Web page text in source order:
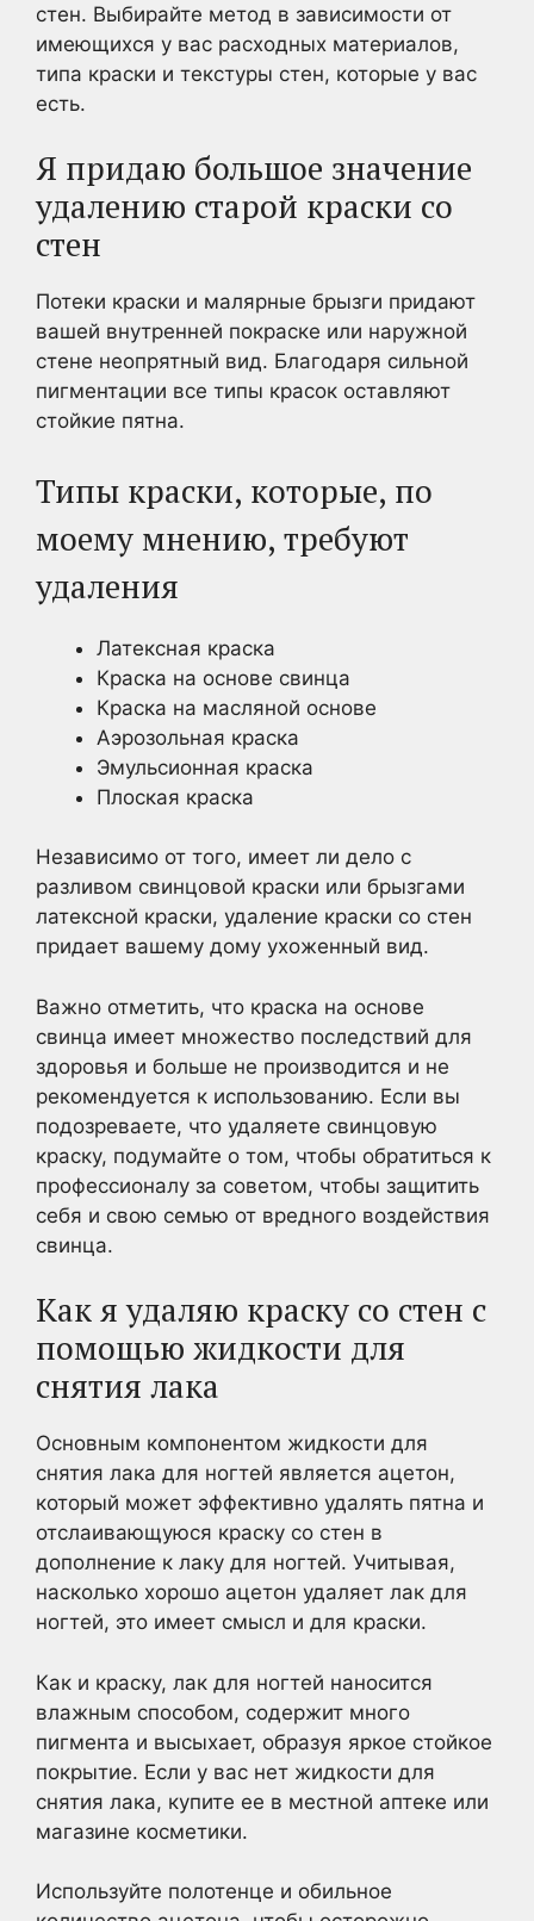
стен. Выбирайте метод в зависимости от
имеющихся у вас расходных материалов,
типа краски и текстуры стен, которые у вас
есть.
Я придаю большое значение
удалению старой краски со
стен
Потеки краски и малярные брызги придают
вашей внутренней покраске или наружной
стене неопрятный вид. Благодаря сильной
пигментации все типы красок оставляют
стойкие пятна.
Типы краски, которые, по
моему мнению, требуют
удаления
Латексная краска
Краска на основе свинца
Краска на масляной основе
Аэрозольная краска
Эмульсионная краска
Плоская краска
Независимо от того, имеет ли дело с
разливом свинцовой краски или брызгами
латексной краски, удаление краски со стен
придает вашему дому ухоженный вид.
Важно отметить, что краска на основе
свинца имеет множество последствий для
здоровья и больше не производится и не
рекомендуется к использованию. Если вы
подозреваете, что удаляете свинцовую
краску, подумайте о том, чтобы обратиться к
профессионалу за советом, чтобы защитить
себя и свою семью от вредного воздействия
свинца.
Как я удаляю краску со стен с
помощью жидкости для
снятия лака
Основным компонентом жидкости для
снятия лака для ногтей является ацетон,
который может эффективно удалять пятна и
отслаивающуюся краску со стен в
дополнение к лаку для ногтей. Учитывая,
насколько хорошо ацетон удаляет лак для
ногтей, это имеет смысл и для краски.
Как и краску, лак для ногтей наносится
влажным способом, содержит много
пигмента и высыхает, образуя яркое стойкое
покрытие. Если у вас нет жидкости для
снятия лака, купите ее в местной аптеке или
магазине косметики.
Используйте полотенце и обильное